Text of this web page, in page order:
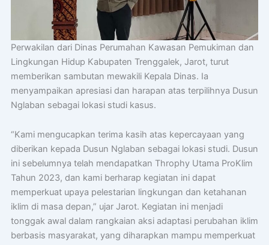
Perwakilan dari Dinas Perumahan Kawasan Pemukiman dan
Lingkungan Hidup Kabupaten Trenggalek, Jarot, turut
memberikan sambutan mewakili Kepala Dinas. Ia
menyampaikan apresiasi dan harapan atas terpilihnya Dusun
Nglaban sebagai lokasi studi kasus.
“Kami mengucapkan terima kasih atas kepercayaan yang
diberikan kepada Dusun Nglaban sebagai lokasi studi. Dusun
ini sebelumnya telah mendapatkan Throphy Utama ProKlim
Tahun 2023, dan kami berharap kegiatan ini dapat
memperkuat upaya pelestarian lingkungan dan ketahanan
iklim di masa depan,” ujar Jarot. Kegiatan ini menjadi
tonggak awal dalam rangkaian aksi adaptasi perubahan iklim
berbasis masyarakat, yang diharapkan mampu memperkuat